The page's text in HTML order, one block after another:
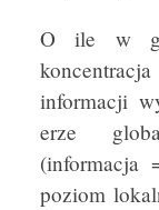
O ile w
informacji
erze
(informacja
poziom